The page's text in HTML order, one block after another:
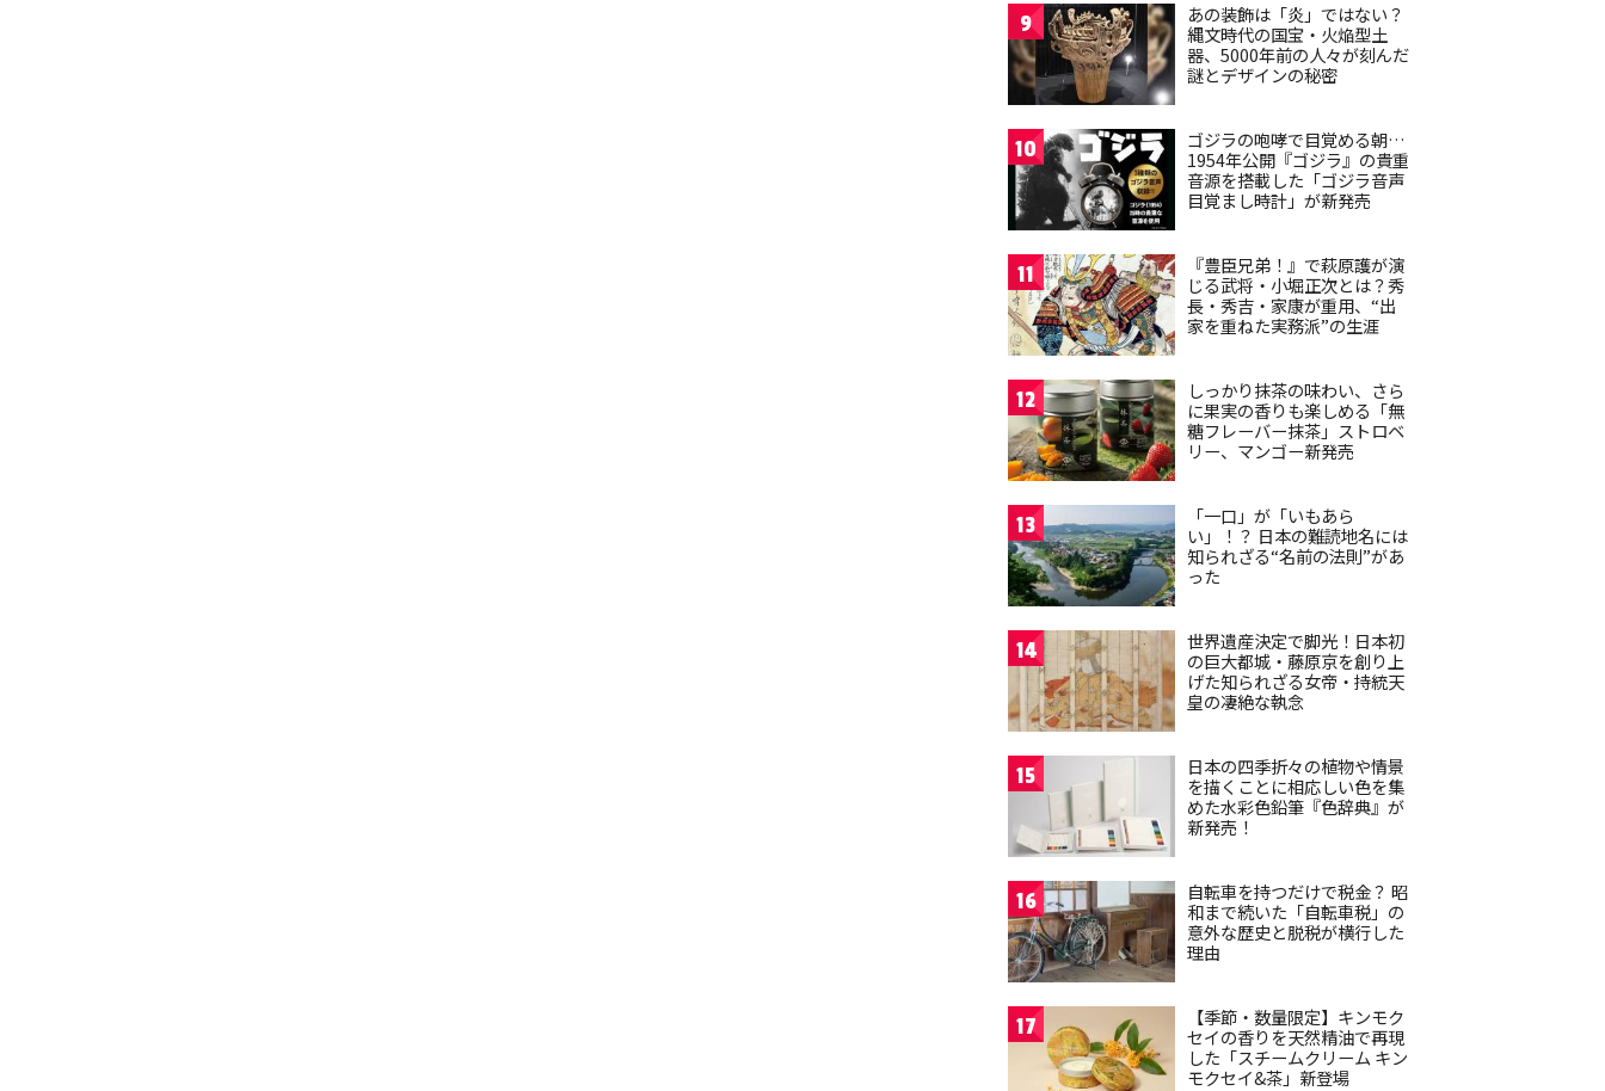
9
あの装飾は「炎」ではない？
縄文時代の国宝・火焔型土
器、5000年前の人々が刻んだ
謎とデザインの秘密
10
ゴジラの咆哮で目覚める朝…
1954年公開『ゴジラ』の貴重
音源を搭載した「ゴジラ音声
目覚まし時計」が新発売
11
『豊臣兄弟！』で萩原護が演
じる武将・小堀正次とは？秀
長・秀吉・家康が重用、“出
家を重ねた実務派”の生涯
12
しっかり抹茶の味わい、さら
に果実の香りも楽しめる「無
糖フレーバー抹茶」ストロベ
リー、マンゴー新発売
13
「一口」が「いもあら
い」！？ 日本の難読地名には
知られざる“名前の法則”があ
った
14
世界遺産決定で脚光！日本初
の巨大都城・藤原京を創り上
げた知られざる女帝・持統天
皇の凄絶な執念
15
日本の四季折々の植物や情景
を描くことに相応しい色を集
めた水彩色鉛筆『色辞典』が
新発売！
16
自転車を持つだけで税金？ 昭
和まで続いた「自転車税」の
意外な歴史と脱税が横行した
理由
17
【季節・数量限定】キンモク
セイの香りを天然精油で再現
した「スチームクリーム キン
モクセイ&茶」新登場